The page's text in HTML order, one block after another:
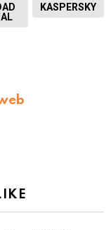
KASPERSKY